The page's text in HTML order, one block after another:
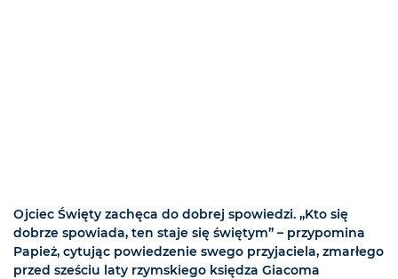
Ojciec Święty zachęca do dobrej spowiedzi. „Kto się
dobrze spowiada, ten staje się świętym” – przypomina
Papież, cytując powiedzenie swego przyjaciela, zmarłego
przed sześciu laty rzymskiego księdza Giacoma